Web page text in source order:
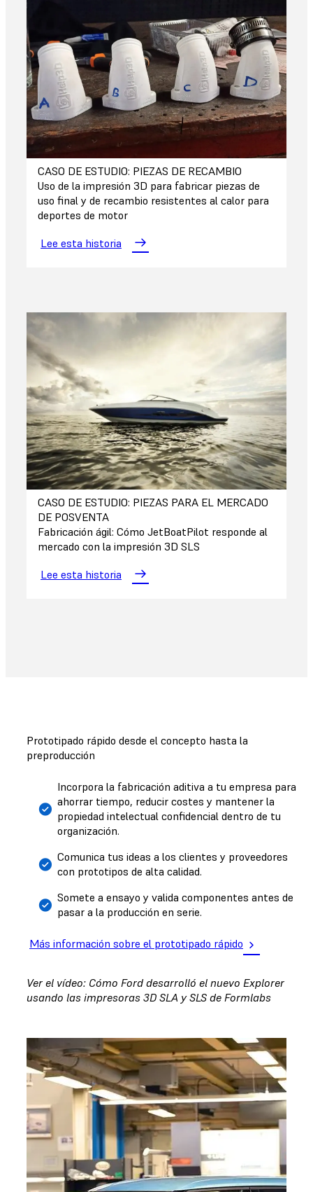
CASO DE ESTUDIO: PIEZAS DE RECAMBIO
Uso de la impresión 3D para fabricar piezas de
uso final y de recambio resistentes al calor para
deportes de motor
Lee esta historia
CASO DE ESTUDIO: PIEZAS PARA EL MERCADO
DE POSVENTA
Fabricación ágil: Cómo JetBoatPilot responde al
mercado con la impresión 3D SLS
Lee esta historia
Prototipado rápido desde el concepto hasta la
preproducción
Incorpora la fabricación aditiva a tu empresa para
ahorrar tiempo, reducir costes y mantener la
propiedad intelectual confidencial dentro de tu
organización.
Comunica tus ideas a los clientes y proveedores
con prototipos de alta calidad.
Somete a ensayo y valida componentes antes de
pasar a la producción en serie.
Más información sobre el prototipado rápido
Ver el vídeo: Cómo Ford desarrolló el nuevo Explorer
usando las impresoras 3D SLA y SLS de Formlabs